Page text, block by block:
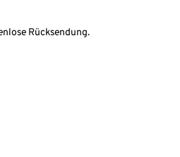
Rücksendung.